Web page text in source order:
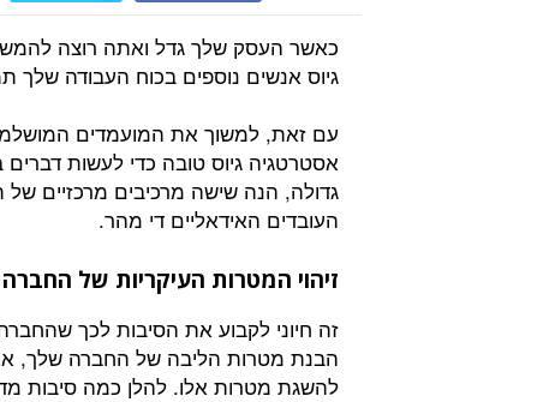
כאשר העסק שלך גדל ואתה רוצה
גיוס אנשים נוספים בכוח העבודה
עם זאת, למשוך את המועמדים
אסטרטגיה גיוס טובה כדי לעשות
גדולה, הנה שישה מרכיבים מרכזיים של
העובדים האידאליים די מהר.
זיהוי המטרות העיקריות של החברה
זה חיוני לקבוע את הסיבות לכך
הבנת מטרות הליבה של החברה שלך, אתה
להשגת מטרות אלו. להלן כמה סיבות